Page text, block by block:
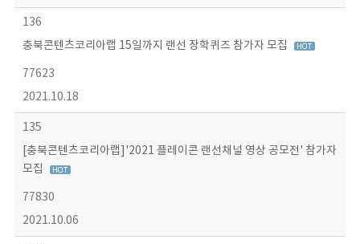
136
충북콘텐츠코리아랩 15일까지 랜선 장학퀴즈 참가자 모집
77623
2021.10.18
135
[충북콘텐츠코리아랩]'2021 플레이콘 랜선채널 영상 공모전' 참가자
모집
77830
2021.10.06